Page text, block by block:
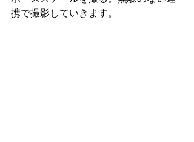
携で撮影していきます。